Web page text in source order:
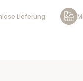
Lieferung